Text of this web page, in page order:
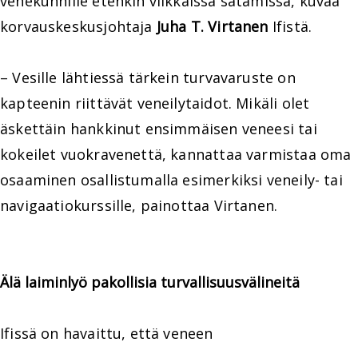
korvauskeskusjohtaja Juha T. Virtanen Ifistä.
– Vesille lähtiessä tärkein turvavaruste on
kapteenin riittävät veneilytaidot. Mikäli olet
äskettäin hankkinut ensimmäisen veneesi tai
kokeilet vuokravenettä, kannattaa varmistaa oma
osaaminen osallistumalla esimerkiksi veneily- tai
navigaatiokurssille, painottaa Virtanen.
Älä laiminlyö pakollisia turvallisuusvälineitä
Ifissä on havaittu, että veneen